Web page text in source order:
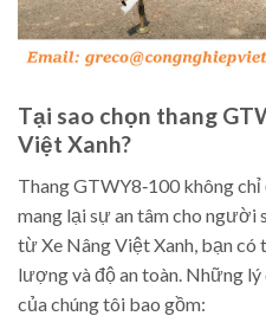
Tại sao chọn thang
Việt Xanh?
Thang GTWY8‑100 không
mang lại sự an tâm cho người
từ Xe Nâng Việt Xanh, bạn có
lượng và độ an toàn. Những
của chúng tôi bao gồm: